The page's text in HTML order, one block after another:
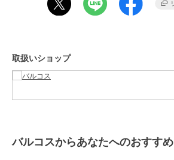
性別タイプ
レディース
サイズ
取扱いショップ
バルコスからあなたへのおすすめ